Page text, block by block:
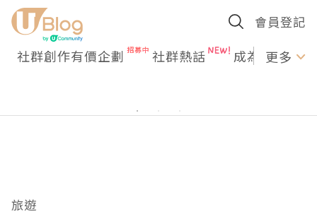
會員登記
社群創作有價企劃 社群熱話 成為U更多
旅遊